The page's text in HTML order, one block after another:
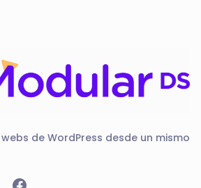
de WordPress desde un mismo